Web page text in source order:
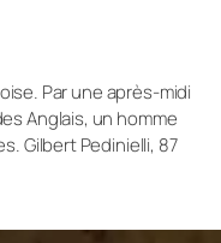
Par une après-midi
Anglais, un homme
Gilbert Pedinielli, 87